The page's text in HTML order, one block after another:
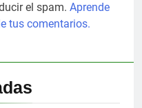
el spam. Aprende
tus comentarios.